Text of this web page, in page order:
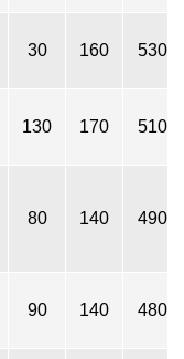
30 160 530
130 170 510
80 140 490
90 140 480